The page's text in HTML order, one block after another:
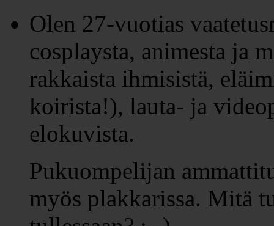
Olen 27-vuotias
cosplaysta, animesta ja
rakkaista ihmisistä,
koirista!), lauta- ja
elokuvista.
Pukuompelijan
myös plakkarissa. Mitä